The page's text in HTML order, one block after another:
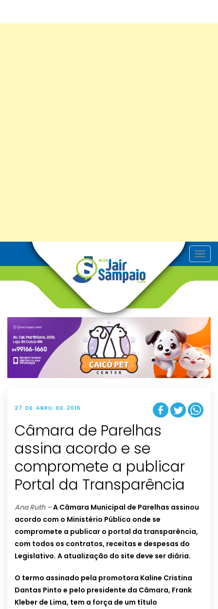
T
o
v
g
t
i
o
n
27 DE ABRIL DE 2016
Câmara de Parelhas
assina acordo e se
compromete a publicar
Portal da Transparência
Ana Ruth –A Câmara Municipal de Parelhas assinou
acordo com o Ministério Público onde se
compromete a publicar o portal da transparência,
com todos os contratos, receitas e despesas do
Legislativo. A atualização do site deve ser diária.
O termo assinado pela promotora Kaline Cristina
Dantas Pinto e pelo presidente da Câmara, Frank
Kleber de Lima, tem a força de um título